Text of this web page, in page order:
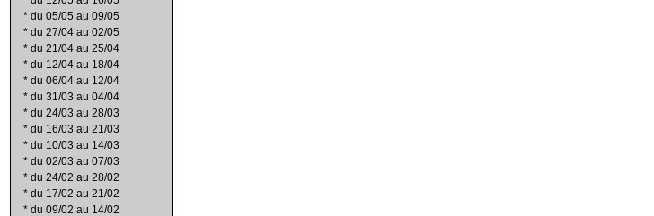
* du 05/05 au 09/05
* du 27/04 au 02/05
* du 21/04 au 25/04
* du 12/04 au 18/04
* du 06/04 au 12/04
* du 31/03 au 04/04
* du 24/03 au 28/03
* du 16/03 au 21/03
* du 10/03 au 14/03
* du 02/03 au 07/03
* du 24/02 au 28/02
* du 17/02 au 21/02
* du 09/02 au 14/02